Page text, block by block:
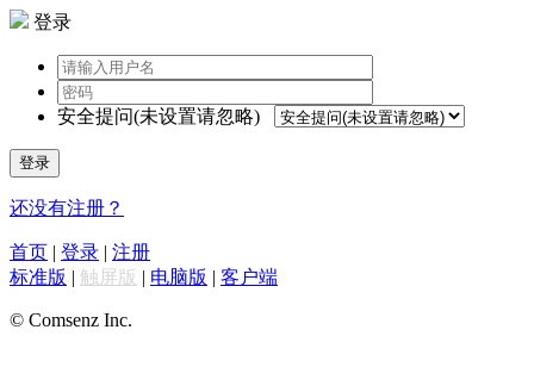
登录
安全提问(未设置请忽略)
登录
还没有注册？
首页 | 登录 | 注册
标准版 | 触屏版 | 电脑版 | 客户端
© Comsenz Inc.